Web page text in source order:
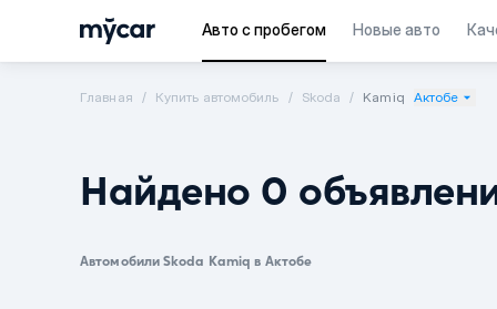
Авто с пробегом Новые авто
Главная Купить автомобиль Skoda Kamiq Актобе
Найдено 0
Автомобили Skoda Kamiq в Актобе